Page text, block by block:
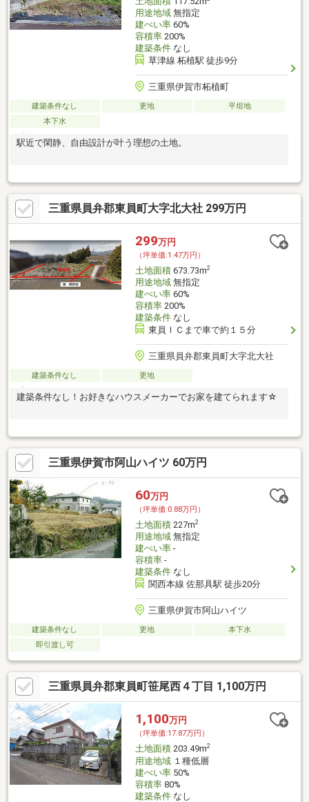
用途地域無指定
建ぺい率60%
容積率200%
建築条件なし
草津線 柘植駅 徒歩9分
三重県伊賀市柘植町
建築条件なし 更地
平坦地
本下水
駅近で閑静、自由設計が叶う理想の土地。
三重県員弁郡東員町大字北大社 299万円
299万円
（坪単価:1.47万円）
土地面積673.73m2
用途地域無指定
建ぺい率60%
容積率200%
建築条件なし
東員ＩＣまで車で約１５分
三重県員弁郡東員町大字北大社
建築条件なし 更地
建築条件なし！お好きなハウスメーカーでお家を建てられます☆
三重県伊賀市阿山ハイツ 60万円
60万円
（坪単価:0.88万円）
土地面積227m2
用途地域無指定
建ぺい率-
容積率-
建築条件なし
関西本線 佐那具駅 徒歩20分
三重県伊賀市阿山ハイツ
建築条件なし 更地
本下水
即引渡し可
三重県員弁郡東員町笹尾西４丁目 1,100万円
1,100万円
（坪単価:17.87万円）
土地面積203.49m2
用途地域１種低層
建ぺい率50%
容積率80%
建築条件なし